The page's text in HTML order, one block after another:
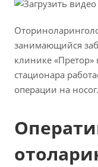
занимающийся
клинике «Претор»
стационара
операции на